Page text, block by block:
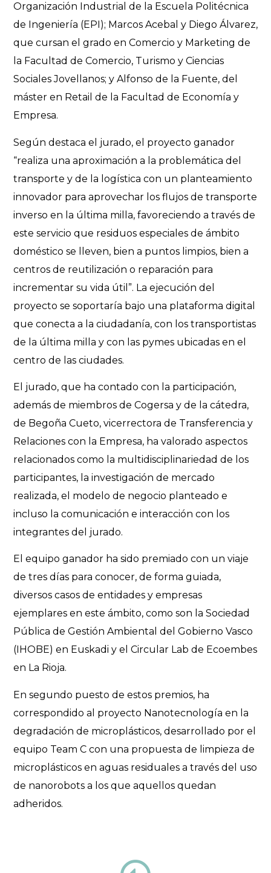
Organización Industrial de la Escuela Politécnica
de Ingeniería (EPI); Marcos Acebal y Diego Álvarez,
que cursan el grado en Comercio y Marketing de
la Facultad de Comercio, Turismo y Ciencias
Sociales Jovellanos; y Alfonso de la Fuente, del
máster en Retail de la Facultad de Economía y
Empresa.
Según destaca el jurado, el proyecto ganador
“realiza una aproximación a la problemática del
transporte y de la logística con un planteamiento
innovador para aprovechar los flujos de transporte
inverso en la última milla, favoreciendo a través de
este servicio que residuos especiales de ámbito
doméstico se lleven, bien a puntos limpios, bien a
centros de reutilización o reparación para
incrementar su vida útil”. La ejecución del
proyecto se soportaría bajo una plataforma digital
que conecta a la ciudadanía, con los transportistas
de la última milla y con las pymes ubicadas en el
centro de las ciudades.
El jurado, que ha contado con la participación,
además de miembros de Cogersa y de la cátedra,
de Begoña Cueto, vicerrectora de Transferencia y
Relaciones con la Empresa, ha valorado aspectos
relacionados como la multidisciplinariedad de los
participantes, la investigación de mercado
realizada, el modelo de negocio planteado e
incluso la comunicación e interacción con los
integrantes del jurado.
El equipo ganador ha sido premiado con un viaje
de tres días para conocer, de forma guiada,
diversos casos de entidades y empresas
ejemplares en este ámbito, como son la Sociedad
Pública de Gestión Ambiental del Gobierno Vasco
(IHOBE) en Euskadi y el Circular Lab de Ecoembes
en La Rioja.
En segundo puesto de estos premios, ha
correspondido al proyecto Nanotecnología en la
degradación de microplásticos, desarrollado por el
equipo Team C con una propuesta de limpieza de
microplásticos en aguas residuales a través del uso
de nanorobots a los que aquellos quedan
adheridos.